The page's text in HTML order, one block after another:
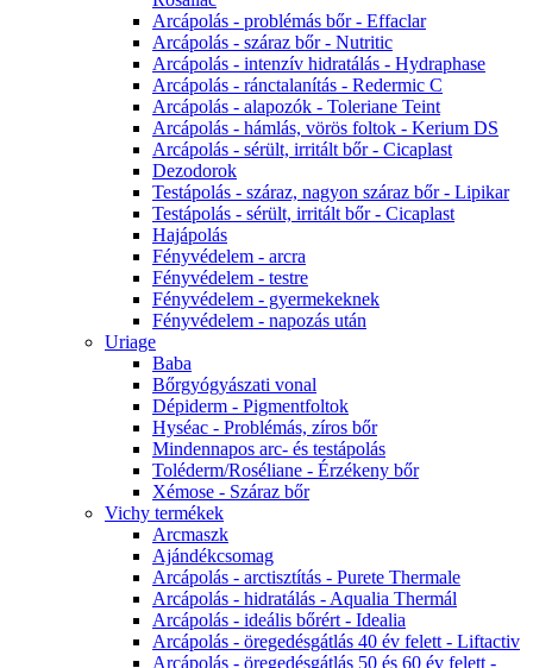
Arcápolás - problémás bőr - Effaclar
Arcápolás - száraz bőr - Nutritic
Arcápolás - intenzív hidratálás - Hydraphase
Arcápolás - ránctalanítás - Redermic C
Arcápolás - alapozók - Toleriane Teint
Arcápolás - hámlás, vörös foltok - Kerium DS
Arcápolás - sérült, irritált bőr - Cicaplast
Dezodorok
Testápolás - száraz, nagyon száraz bőr - Lipikar
Testápolás - sérült, irritált bőr - Cicaplast
Hajápolás
Fényvédelem - arcra
Fényvédelem - testre
Fényvédelem - gyermekeknek
Fényvédelem - napozás után
Uriage
Baba
Bőrgyógyászati vonal
Dépiderm - Pigmentfoltok
Hyséac - Problémás, zíros bőr
Mindennapos arc- és testápolás
Toléderm/Roséliane - Érzékeny bőr
Xémose - Száraz bőr
Vichy termékek
Arcmaszk
Ajándékcsomag
Arcápolás - arctisztítás - Purete Thermale
Arcápolás - hidratálás - Aqualia Thermál
Arcápolás - ideális bőrért - Idealia
Arcápolás - öregedésgátlás 40 év felett - Liftactiv
Arcápolás - öregedésgátlás 50 és 60 év felett -